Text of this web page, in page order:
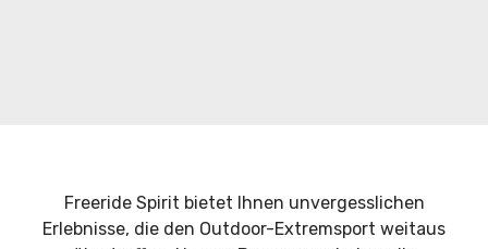
Freeride Spirit bietet Ihnen unvergesslichen
Erlebnisse, die den Outdoor-Extremsport weitaus